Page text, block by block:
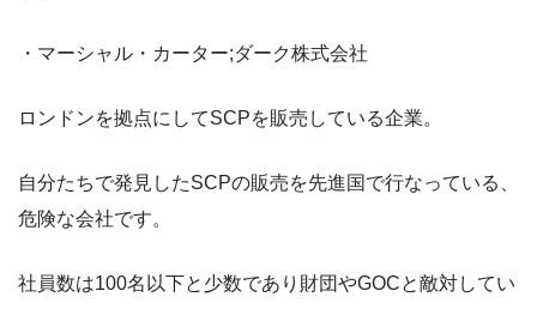
・マーシャル・カーター;ダーク株式会社
ロンドンを拠点にしてSCPを販売している企業。
自分たちで発見したSCPの販売を先進国で行なっている、
危険な会社です。
社員数は100名以下と少数であり財団やGOCと敵対してい